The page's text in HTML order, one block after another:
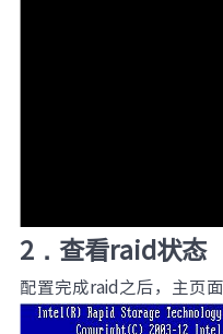
2．查看raid状态
配置完成raid之后，主页